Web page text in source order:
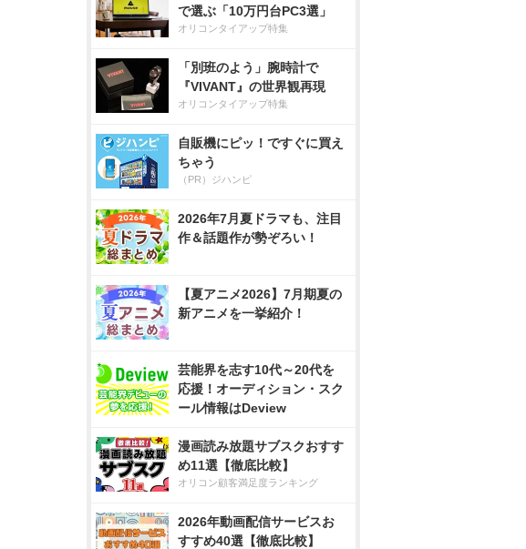
で選ぶ「10万円台PC3選」
オリコンタイアップ特集
「別班のよう」腕時計で
『VIVANT』の世界観再現
オリコンタイアップ特集
自販機にピッ！ですぐに買え
ちゃう
（PR）ジハンピ
2026年7月夏ドラマも、注目
作＆話題作が勢ぞろい！
【夏アニメ2026】7月期夏の
新アニメを一挙紹介！
芸能界を志す10代～20代を
応援！オーディション・スク
ール情報はDeview
漫画読み放題サブスクおすす
め11選【徹底比較】
オリコン顧客満足度ランキング
2026年動画配信サービスお
すすめ40選【徹底比較】